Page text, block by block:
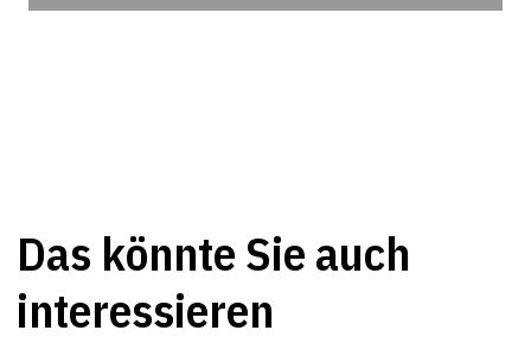
Das könnte Sie auch
interessieren